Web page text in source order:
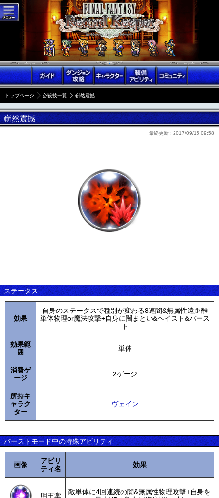
トップページ 必殺技一覧 嶄然震撼
嶄然震撼
最終更新 : 2017/09/15 09:58
ステータス
効果
自身のステータスで種別が変わる8連闇&無属性遠距離
単体物理or魔法攻撃+自身に闇まとい&ヘイスト&バース
ト
効果範
囲
単体
消費ゲ
ージ
2ゲージ
所持キ
ャラク
ター
ヴェイン
バーストモード中の特殊アビリティ
画像
アビリ
ティ名
効果
明王掌
敵単体に4回連続の闇&無属性物理攻撃+自身を